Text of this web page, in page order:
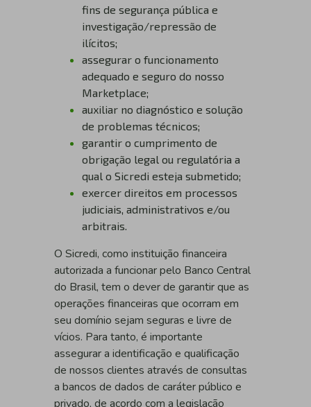
fins de segurança pública e
investigação/repressão de
ilícitos;
assegurar o funcionamento
adequado e seguro do nosso
Marketplace;
auxiliar no diagnóstico e solução
de problemas técnicos;
garantir o cumprimento de
obrigação legal ou regulatória a
qual o Sicredi esteja submetido;
exercer direitos em processos
judiciais, administrativos e/ou
arbitrais.
O Sicredi, como instituição financeira
autorizada a funcionar pelo Banco Central
do Brasil, tem o dever de garantir que as
operações financeiras que ocorram em
seu domínio sejam seguras e livre de
vícios. Para tanto, é importante
assegurar a identificação e qualificação
de nossos clientes através de consultas
a bancos de dados de caráter público e
privado, de acordo com a legislação